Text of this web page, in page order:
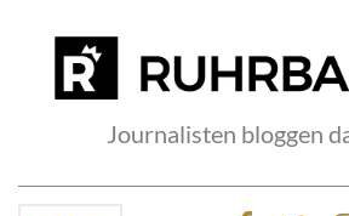
Journalisten bloggen